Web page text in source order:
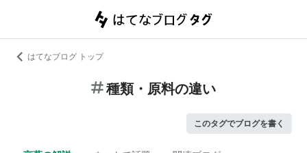
はてなブログ トップ
種類・原料の違い
このタグでブログを書く